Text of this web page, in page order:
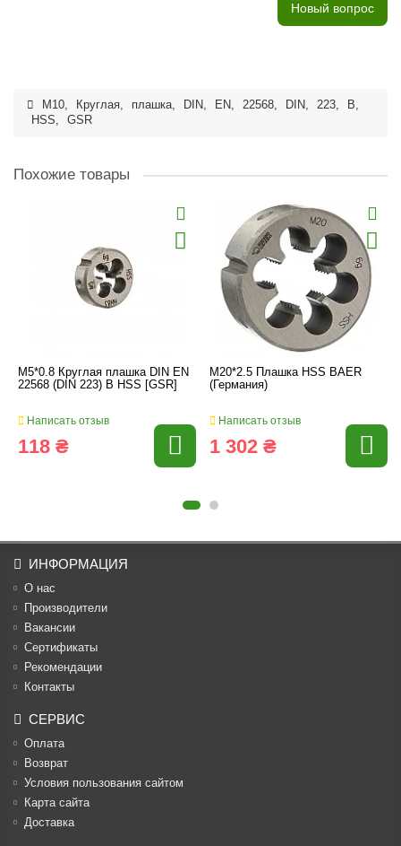
Новый вопрос
M10, Круглая, плашка, DIN, EN, 22568, DIN, 223, B,
HSS, GSR
Похожие товары
M5*0.8 Круглая плашка DIN EN
22568 (DIN 223) B HSS [GSR]
Написать отзыв
118 ₴
M20*2.5 Плашка HSS BAER
(Германия)
Написать отзыв
1 302 ₴
ИНФОРМАЦИЯ
О нас
Производители
Вакансии
Cертификаты
Рекомендации
Контакты
СЕРВИС
Оплата
Возврат
Условия пользования сайтом
Карта сайта
Доставка